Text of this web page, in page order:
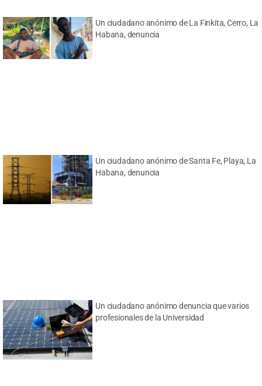
Un ciudadano anónimo de La Finkita, Cerro, La
Habana, denuncia
Un ciudadano anónimo de Santa Fe, Playa, La
Habana, denuncia
Un ciudadano anónimo denuncia que varios
profesionales de la Universidad